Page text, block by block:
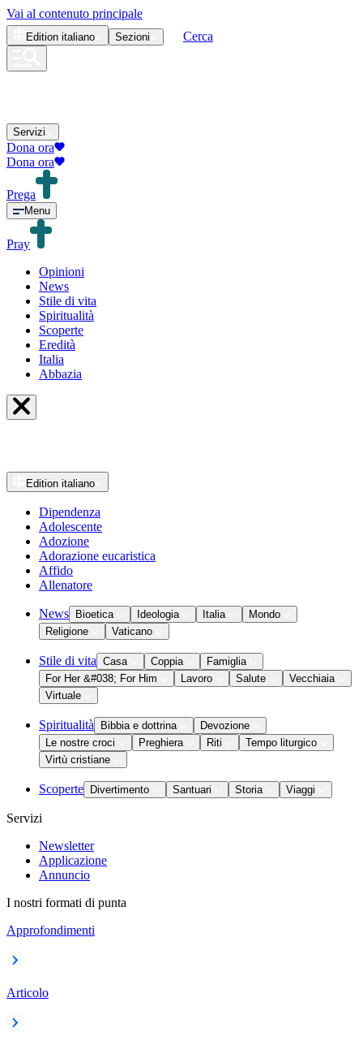
Vai al contenuto principale
Edition italiano Sezioni Cerca
Servizi
Dona ora
Dona ora
Prega
Menu
Pray
Opinioni
News
Stile di vita
Spiritualità
Scoperte
Eredità
Italia
Abbazia
Edition italiano
Dipendenza
Adolescente
Adozione
Adorazione eucaristica
Affido
Allenatore
News Bioetica Ideologia Italia
Mondo
Religione
Vaticano
Stile di vita Casa Coppia
Famiglia
For Her &#038; For Him
Lavoro Salute
Vecchiaia
Virtuale
Spiritualità Bibbia e dottrina
Devozione
Le nostre croci
Preghiera Riti
Tempo liturgico
Virtù cristiane
Scoperte Divertimento Santuari Storia Viaggi
Servizi
Newsletter
Applicazione
Annuncio
I nostri formati di punta
Approfondimenti
Articolo